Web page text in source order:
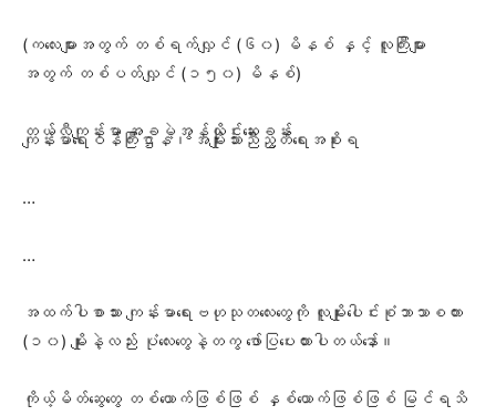
(ကလေးများအတွက် တစ်ရက်လျှင် (၆၀) မိနစ် နှင့် လူကြီးများ
အတွက် တစ်ပတ်လျှင် (၁၅၀) မိနစ်)
တယ်လီကျန်းမာ အခမဲ့အွန်လိုင်းဆေးခန်း
ကျန်းမာရေးဝန်ကြီးဌာန၊ အမျိုးသားညီညွတ်ရေးအစိုးရ
…
…
အထက်ပါစာသား ကျန်းမာရေးဗဟုသုတလေးတွေကို လူမျိုးပေါင်းစုံဘာသာစကား
(၁၀) မျိုးနဲ့လည်း ပုံလေးတွေနဲ့တကွ ဖော်ပြပေးထားပါတယ်နော်။
ကိုယ့်မိတ်ဆွေတွေ တစ်ယောက်ဖြစ်ဖြစ် နှစ်ယောက်ဖြစ်ဖြစ် မြင်ရသိ